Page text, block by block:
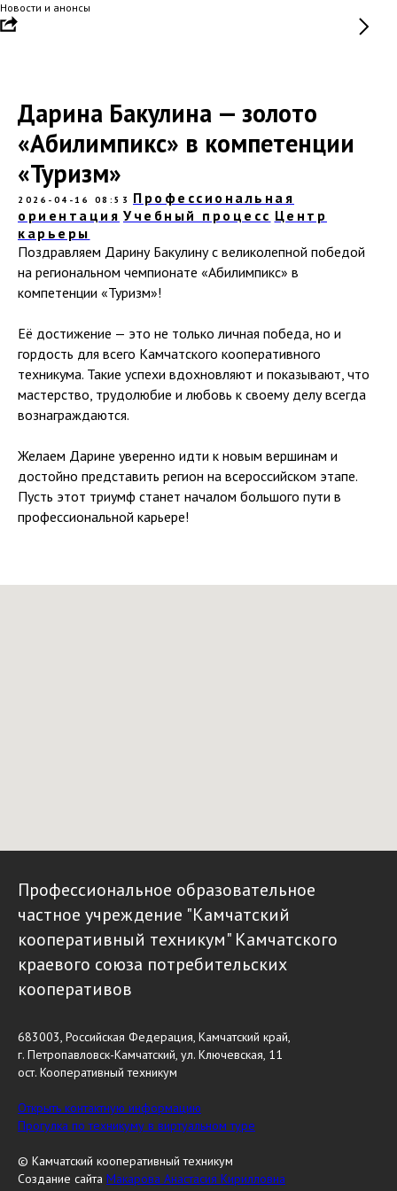
Новости и анонсы
Дарина Бакулина — золото
«Абилимпикс» в компетенции
«Туризм»
2026-04-16 08:53
Профессиональная
ориентация Учебный процесс Центр
карьеры
Поздравляем Дарину Бакулину с великолепной победой
на региональном чемпионате «Абилимпикс» в
компетенции «Туризм»!
Её достижение — это не только личная победа, но и
гордость для всего Камчатского кооперативного
техникума. Такие успехи вдохновляют и показывают, что
мастерство, трудолюбие и любовь к своему делу всегда
вознаграждаются.
Желаем Дарине уверенно идти к новым вершинам и
достойно представить регион на всероссийском этапе.
Пусть этот триумф станет началом большого пути в
профессиональной карьере!
Профессиональное образовательное
частное учреждение "Камчатский
кооперативный техникум" Камчатского
краевого союза потребительских
кооперативов
683003, Российская Федерация, Камчатский край,
г. Петропавловск-Камчатский, ул. Ключевская, 11
ост. Кооперативный техникум
Открыть контактную информацию
Прогулка по техникуму в виртуальном туре
© Камчатский кооперативный техникум
Создание сайта Макарова Анастасия Кирилловна